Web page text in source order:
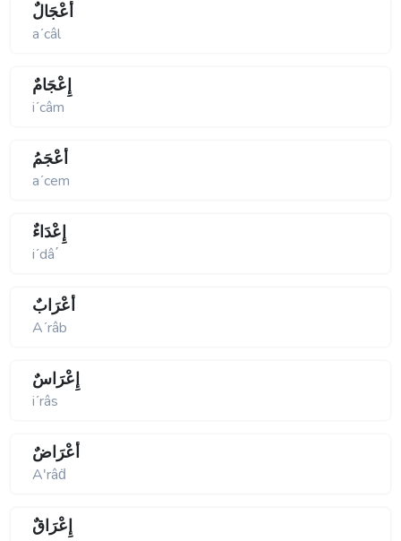
أَعْجَالٌ
aʹcâl
إِعْجَامٌ
iʹcâm
أَعْجَمُ
aʹcem
إِعْدَاءٌ
iʹdâ΄
أَعْرَابٌ
Aʹrâb
إِعْرَاسٌ
iʹrâs
أَعْرَاضٌ
Aʹrâḋ
إِعْرَاقٌ